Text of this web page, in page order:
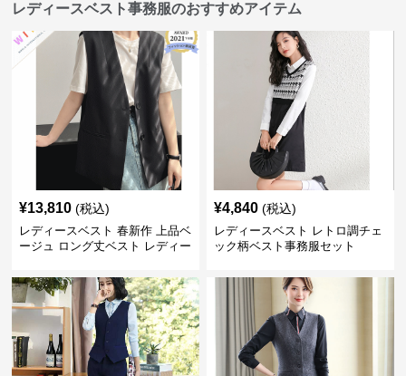
レディースベスト事務服のおすすめアイテム
¥13,810 (税込)
レディースベスト 春新作 上品ベ
ージュ ロング丈ベスト レディー
¥4,840 (税込)
レディースベスト レトロ調チェ
ック柄ベスト事務服セット